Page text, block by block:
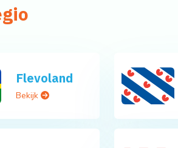
Flevoland
Bekijk